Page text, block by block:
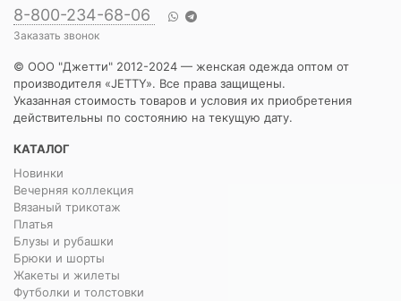
8-800-234-68-06
Заказать звонок
© ООО "Джетти" 2012-2024 — женская одежда оптом от
производителя «JETTY». Все права защищены.
Указанная стоимость товаров и условия их приобретения
действительны по состоянию на текущую дату.
КАТАЛОГ
Новинки
Вечерняя коллекция
Вязаный трикотаж
Платья
Блузы и рубашки
Брюки и шорты
Жакеты и жилеты
Футболки и толстовки